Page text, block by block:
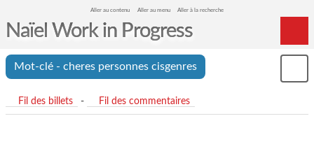
Aller au contenu Aller au menu Aller à la recherche
Naïel Work in Progress
Home
Mot-clé - cheres personnes cisgenres
Fil des billets - Fil des commentaires